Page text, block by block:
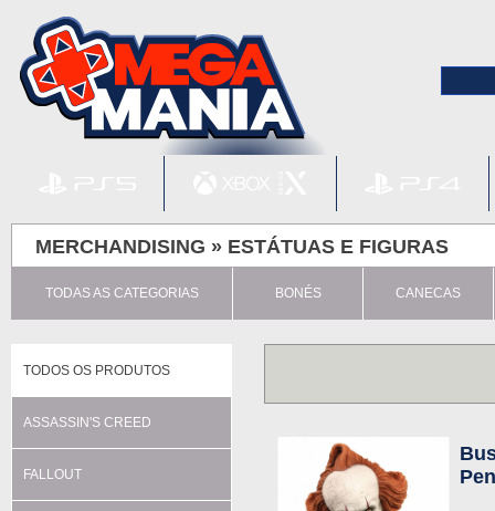
MERCHANDISING » ESTÁTUAS E FIGURAS
TODAS AS CATEGORIAS BONÉS CANECAS
TODOS OS PRODUTOS
ASSASSIN'S CREED
FALLOUT